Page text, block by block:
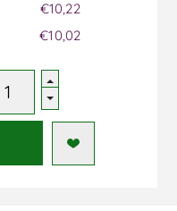
€10,22
€10,02